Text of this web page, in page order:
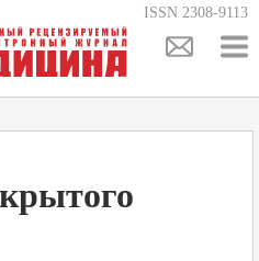
ISSN 2308-9113